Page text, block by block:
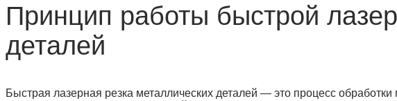
Принцип работы быстрой
деталей
Быстрая лазерная резка металлических деталей — это процесс